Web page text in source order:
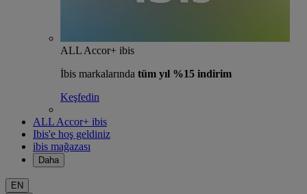
ALL Accor+ ibis
İbis markalarında tüm yıl %15 indirim
Keşfedin
ALL Accor+ ibis
Ibis'e hoş geldiniz
ibis mağazası
Daha
EN